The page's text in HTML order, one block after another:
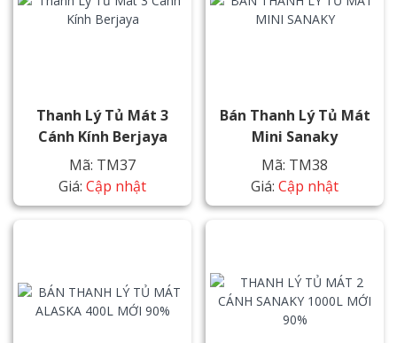
Thanh Lý Tủ Mát 3
Cánh Kính Berjaya
Mã: TM37
Giá: Cập nhật
Bán Thanh Lý Tủ Mát
Mini Sanaky
Mã: TM38
Giá: Cập nhật